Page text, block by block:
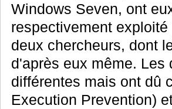
Windows Seven, ont
respectivement
deux chercheurs, dont
d'après eux même.
différentes mais ont dû
Execution Prevention)